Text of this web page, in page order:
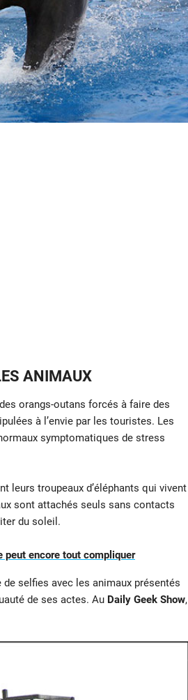
ANIMAUX
orangs-outans forcés à faire des
à l’envie par les touristes. Les
symptomatiques de stress
leurs troupeaux d’éléphants qui vivent
sont attachés seuls sans contacts
du soleil.
peut encore tout compliquer
selfies avec les animaux présentés
de ses actes. Au Daily Geek Show,